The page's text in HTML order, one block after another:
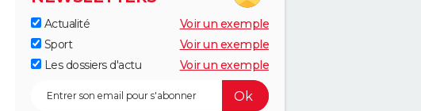
Actualité
Voir un exemple
Sport
Voir un exemple
Les dossiers d'actu
Voir un exemple